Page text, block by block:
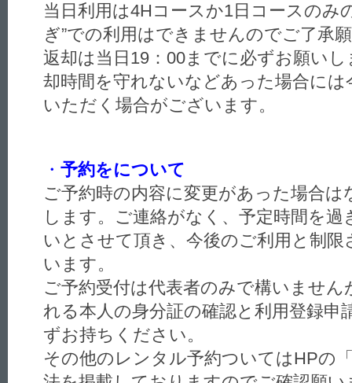
当日利用は4Hコースか1日コースのみ
ぎ”での利用はできませんのでご了承
返却は当日19：00までに必ずお願い
却時間を守れないなどあった場合に
いただく場合がございます。
・ 予約をについて
ご予約時の内容に変更があった場合
します。ご連絡がなく、予定時間を
いとさせて頂き、今後のご利用と制
います。
ご予約受付は代表者のみで構いませ
れる本人の身分証の確認と利用登録申
ずお持ちください。
その他のレンタル予約ついてはHPの